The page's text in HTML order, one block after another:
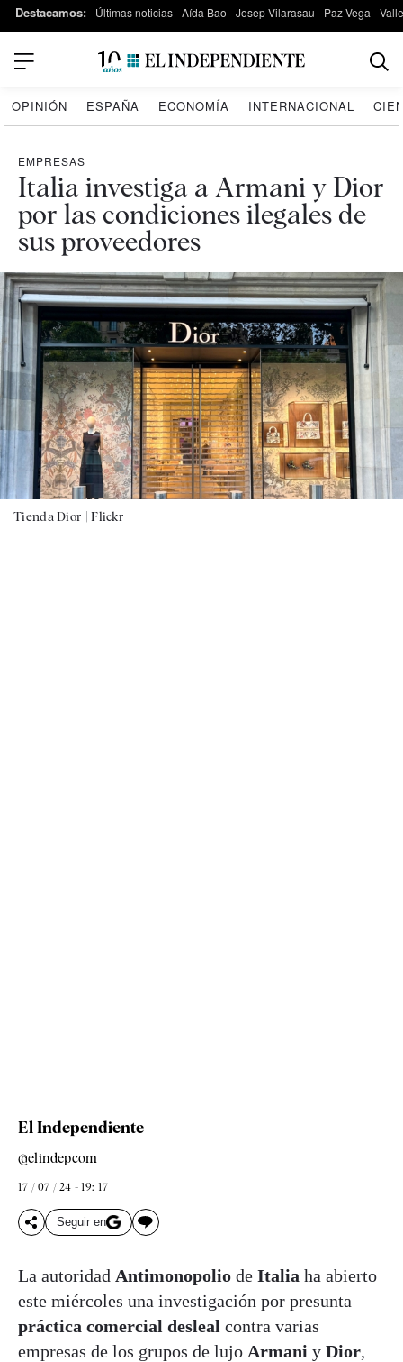
Destacamos: Últimas noticias Aída Bao Josep Vilarasau Paz Vega
OPINIÓN ESPAÑA ECONOMÍA INTERNACIONAL
EMPRESAS
Italia investiga a Armani y Dior
por las condiciones ilegales de
sus proveedores
Tienda Dior |Flickr
El Independiente
@elindepcom
17 / 07 / 24 - 19: 17
Seguir en
La autoridad Antimonopolio de Italia ha abierto
este miércoles una investigación por presunta
práctica comercial desleal contra varias
empresas de los grupos de lujo Armani y Dior,